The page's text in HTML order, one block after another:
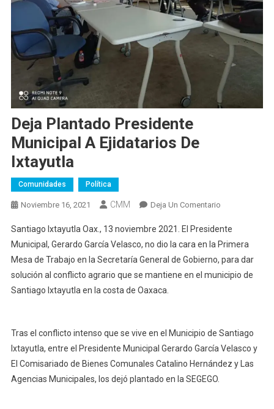
Deja Plantado Presidente
Municipal A Ejidatarios De
Ixtayutla
Comunidades Política
Noviembre 16, 2021 CMM Deja Un ComentarioEn
Plantado
Presidente
Municipal
A
Santiago Ixtayutla Oax., 13 noviembre 2021. El Presidente
Municipal, Gerardo García Velasco, no dio la cara en la Primera
Mesa de Trabajo en la Secretaría General de Gobierno, para dar
solución al conflicto agrario que se mantiene en el municipio de
Santiago Ixtayutla en la costa de Oaxaca.
Tras el conflicto intenso que se vive en el Municipio de Santiago
Ixtayutla, entre el Presidente Municipal Gerardo García Velasco y
El Comisariado de Bienes Comunales Catalino Hernández y Las
Agencias Municipales, los dejó plantado en la SEGEGO.